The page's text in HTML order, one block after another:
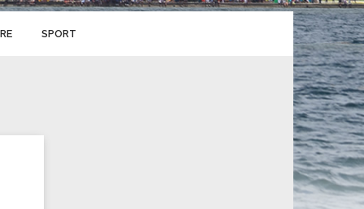
SPORT
sportives